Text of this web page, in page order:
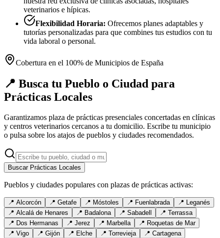
veterinarios e hípicas.
Flexibilidad Horaria: Ofrecemos planes adaptables y
tutorías personalizadas para que combines tus estudios con tu
vida laboral o personal.
Cobertura en el 100% de Municipios de España
📍 Busca tu Pueblo o Ciudad para
Prácticas Locales
Garantizamos plaza de prácticas presenciales concertadas en clínicas
y centros veterinarios cercanos a tu domicilio. Escribe tu municipio
o pulsa sobre los atajos de pueblos y ciudades recomendados.
Buscar Prácticas Locales
Pueblos y ciudades populares con plazas de prácticas activas:
📍 Alcorcón 📍 Getafe 📍 Móstoles 📍 Fuenlabrada 📍 Leganés
📍 Alcalá de Henares 📍 Badalona 📍 Sabadell 📍 Terrassa
📍 Dos Hermanas 📍 Jerez 📍 Marbella 📍 Roquetas de Mar
📍 Vigo 📍 Gijón 📍 Elche 📍 Torrevieja 📍 Cartagena